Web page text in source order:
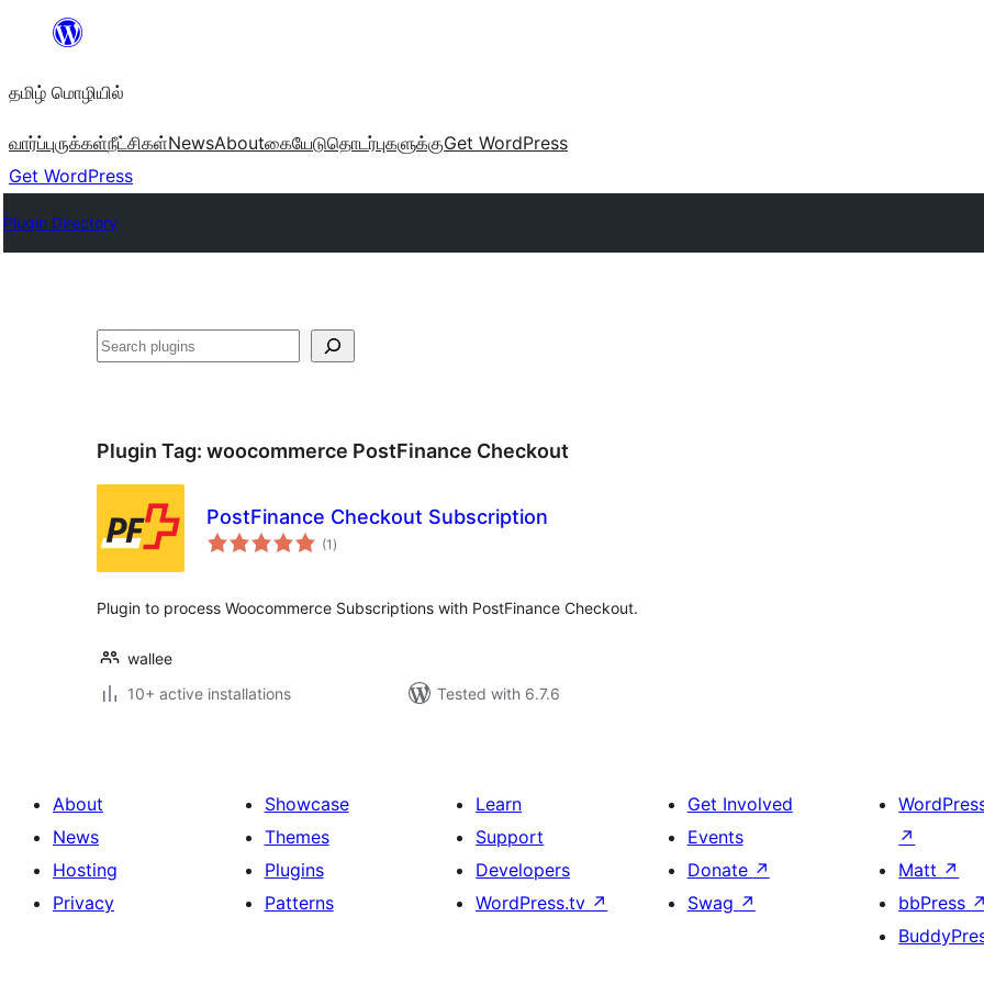
உள்ளடக்கத்திற்கு
தமிழ் மொழியில்
வார்ப்புருக்கள்நீட்சிகள்NewsAboutகையேடுதொடர்புகளுக்குGet WordPress
Get WordPress
Plugin Directory
தேடுக
Plugin Tag: woocommerce PostFinance Checkout
PostFinance Checkout Subscription
(1 total
ratings
)
Plugin to process Woocommerce Subscriptions with PostFinance Checkout.
wallee
10+ active installations
Tested with 6.7.6
About
News
Hosting
Privacy
Showcase
Themes
Plugins
Patterns
Learn
Support
Developers
WordPress.tv ↗
Get Involved
Events
Donate ↗
Swag ↗
↗
Matt ↗
bbPress ↗